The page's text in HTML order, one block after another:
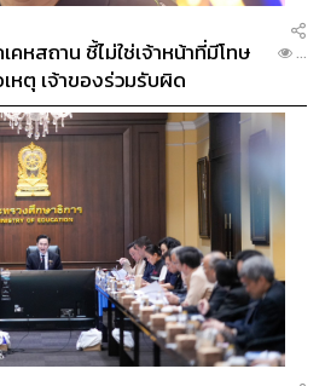
พยายามหาคนที่จะมาทำงานใน
ซึ่งจะเป็น ‘ลูกมือ’ ของเอ็ดเวิร์ด
ชาร์ด ฮิวจ์ส ผู้อำนวยการสโมสร
กย่องว่าเป็นมือดีคนหนึ่งของ
การช่วยเปลี่ยนแปลงให้สโมสร
หสถาน ชี้ไม่ใช่เจ้าหน้าที่มีโทษ
หตุ เจ้าของร่วมรับผิด
...